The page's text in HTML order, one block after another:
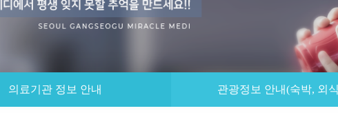
의료기관 정보 안내 관광정보 안내(숙박, 외